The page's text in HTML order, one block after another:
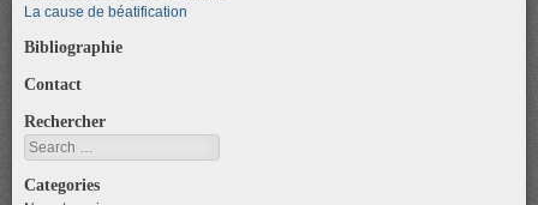
La cause de béatification
Bibliographie
Contact
Rechercher
Search
Categories